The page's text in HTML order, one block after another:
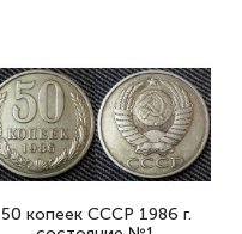
50 копеек СССР 1986 г.